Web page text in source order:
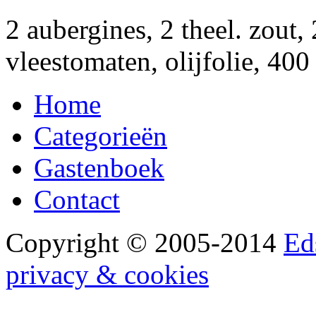
2 aubergines, 2 theel.
vleestomaten, olijfolie, 400
Home
Categorieën
Gastenboek
Contact
Copyright © 2005-2014
privacy & cookies